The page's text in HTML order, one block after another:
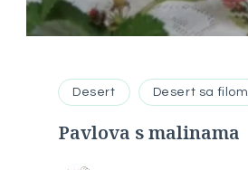
Desert Desert sa filom
Pavlova s malinama